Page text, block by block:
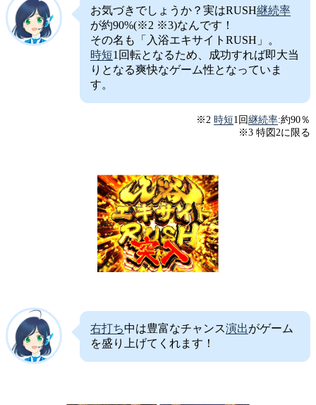
お気づきでしょうか？実はRUSH継続率
が約90%(※2 ※3)なんです！
その名も「入浴エキサイトRUSH」。
時短1回転となるため、成功すれば即大当
りとなる爽快なゲーム性となっていま
す。
※2 時短1回 継続率:約90％
※3 特図2に限る
右打ち中は豊富なチャンス演出がゲーム
を盛り上げてくれます！